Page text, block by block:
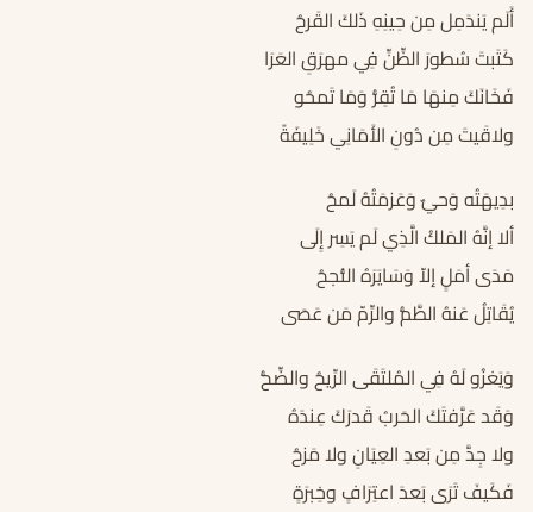
أَلَم يَندَمِل مِن حِينِهِ ذَلكَ القَرحُ
كَتَبتَ سُطورَ الظِّنِّ فِي مهرَقِ العَرَا
فَخَانَكَ مِنهَا مَا تُقِرُّ وَمَا تَمحُو
ولاقَيتَ مِن دُونِ الأَمَانِي خَلِيفَةً
بدِيهَتُه وَحيٌ وَعَزمَتُهُ لَمحُ
ألا إنَّهُ المَلكُ الَّذِي لَم يَسِر إِلَى
مَدَى أمَلٍ إلاّ وَسَايَرَهُ النُّجحُ
يُقَاتِلُ عَنهُ الطَّمُّ والرِّمّ مَن عَصَى
وَيَغزُو لَهُ فِي المُلتَقَى الرِّيحُ والضِّحُّ
وَقَد عَرَّفتَكَ الحَربُ قَدرَكَ عِندَهُ
ولا جِدَّ مِن بَعدِ العِيَانِ ولا مَزحُ
فَكَيفَ تَرَى بَعدَ اعتِرَافٍ وخِبرَةٍ